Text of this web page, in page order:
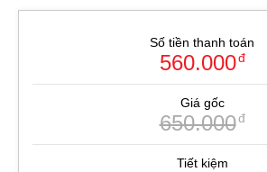
Số tiền thanh toán
560.000đ
Giá gốc
650.000đ
Tiết kiệm